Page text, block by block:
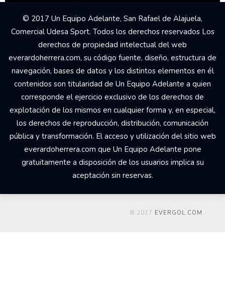
© 2017 Un Equipo Adelante, San Rafael de Alajuela,
Comercial Udesa Sport. Todos los derechos reservados Los
derechos de propiedad intelectual del web
everardoherrera.com, su código fuente, diseño, estructura de
navegación, bases de datos y los distintos elementos en él
contenidos son titularidad de Un Equipo Adelante a quien
corresponde el ejercicio exclusivo de los derechos de
explotación de los mismos en cualquier forma y, en especial,
los derechos de reproducción, distribución, comunicación
pública y transformación. El acceso y utilización del sitio web
everardoherrera.com que Un Equipo Adelante pone
gratuitamente a disposición de los usuarios implica su
aceptación sin reservas.
© 2017 EVERGOL.COM